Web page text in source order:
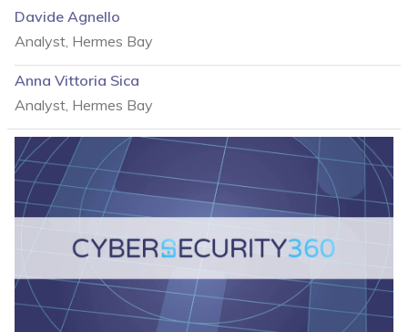
Davide Agnello
Analyst, Hermes Bay
Anna Vittoria Sica
Analyst, Hermes Bay